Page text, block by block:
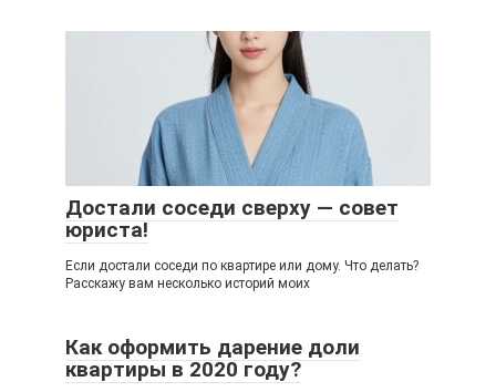
Достали соседи сверху — совет
юриста!
Если достали соседи по квартире или дому. Что делать?
Расскажу вам несколько историй моих
Как оформить дарение доли
квартиры в 2020 году?